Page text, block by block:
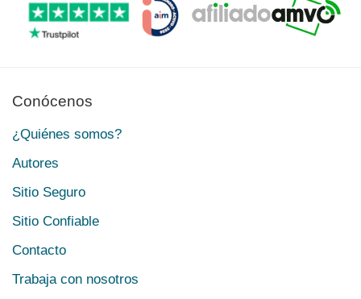
Conócenos
¿Quiénes somos?
Autores
Sitio Seguro
Sitio Confiable
Contacto
Trabaja con nosotros